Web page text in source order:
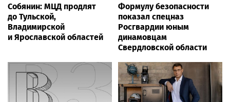
Собянин: МЦД продлят
до Тульской,
Владимирской
и Ярославской областей
Формулу безопасности
показал спецназ
Росгвардии юным
динамовцам
Свердловской области